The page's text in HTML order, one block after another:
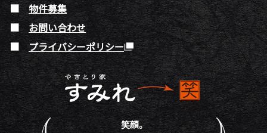
物件募集
お問い合わせ
プライバシーポリシー
笑顔。